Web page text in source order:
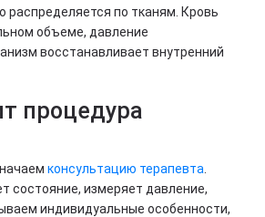
по тканям. Кровь
объеме, давление
восстанавливает внутренний
процедура
консультацию терапевта
состояние, измеряет давление,
индивидуальные особенности,